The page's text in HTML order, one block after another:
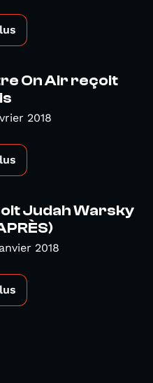
On Air reçoit
2018
Judah Warsky
2018